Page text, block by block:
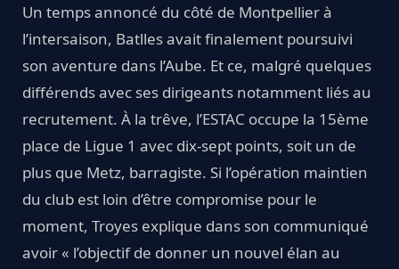
Un temps annoncé du côté de Montpellier à
l’intersaison, Batlles avait finalement poursuivi
son aventure dans l’Aube. Et ce, malgré quelques
différends avec ses dirigeants notamment liés au
recrutement. À la trêve, l’ESTAC occupe la 15ème
place de Ligue 1 avec dix-sept points, soit un de
plus que Metz, barragiste. Si l’opération maintien
du club est loin d’être compromise pour le
moment, Troyes explique dans son communiqué
avoir « l’objectif de donner un nouvel élan au